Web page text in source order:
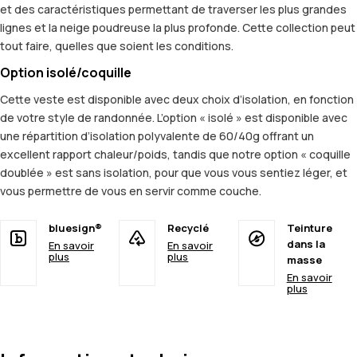
et des caractéristiques permettant de traverser les plus grandes
lignes et la neige poudreuse la plus profonde. Cette collection peut
tout faire, quelles que soient les conditions.
Option isolé/coquille
Cette veste est disponible avec deux choix d’isolation, en fonction
de votre style de randonnée. L’option « isolé » est disponible avec
une répartition d’isolation polyvalente de 60/40g offrant un
excellent rapport chaleur/poids, tandis que notre option « coquille
doublée » est sans isolation, pour que vous vous sentiez léger, et
vous permettre de vous en servir comme couche.
bluesign®
En savoir
plus
Recyclé
En savoir
plus
Teinture
dans la
masse
En savoir
plus